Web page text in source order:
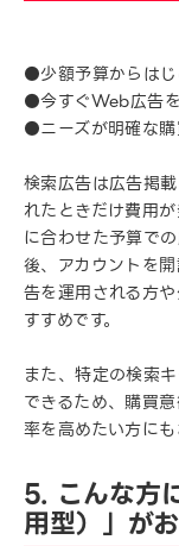
●少額予算からは
●今すぐWeb広告
●ニーズが明確な
検索広告は広告掲
れたときだけ費用
に合わせた予算で
後、アカウントを
告を運用される方
すすめです。
また、特定の検索
できるため、購買
率を高めたい方にも
5. こんな方
用型）」が